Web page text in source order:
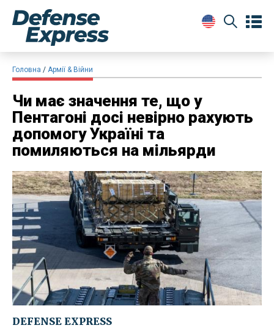
Головна Армії & Війни
Чи має значення те, що у
Пентагоні досі невірно рахують
допомогу Україні та
помиляються на мільярди
DEFENSE EXPRESS